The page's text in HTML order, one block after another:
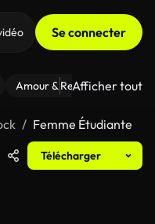
Se connecter
Amour & Relations Le
Afficher tout
Femme Étudiante
Télécharger